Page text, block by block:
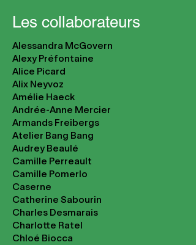
Les collaborateurs
Alessandra McGovern
Alexy Préfontaine
Alice Picard
Alix Neyvoz
Amélie Haeck
Andrée-Anne Mercier
Armands Freibergs
Atelier Bang Bang
Audrey Beaulé
Camille Perreault
Camille Pomerlo
Caserne
Catherine Sabourin
Charles Desmarais
Charlotte Ratel
Chloé Biocca